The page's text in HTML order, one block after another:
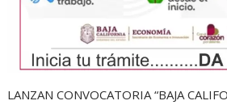
LANZAN CONVOCATORIA “BAJA